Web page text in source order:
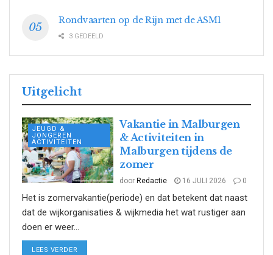
Rondvaarten op de Rijn met de ASM1
3 GEDEELD
Uitgelicht
JEUGD &
JONGEREN
ACTIVITEITEN
Vakantie in Malburgen
& Activiteiten in
Malburgen tijdens de
zomer
door Redactie 16 JULI 2026 0
Het is zomervakantie(periode) en dat betekent dat naast
dat de wijkorganisaties & wijkmedia het wat rustiger aan
doen er weer...
LEES VERDER